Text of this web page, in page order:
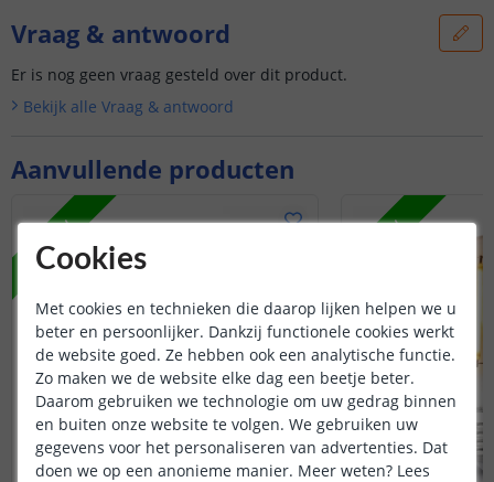
Aanvullende producten
NIEUW NIEUW
Vraag & antwoord
Er is nog geen vraag gesteld over dit product.
Bekijk alle Vraag & antwoord
Cookies
Met cookies en technieken die daarop lijken helpen we u
beter en persoonlijker. Dankzij functionele cookies werkt
de website goed. Ze hebben ook een analytische functie.
Zo maken we de website elke dag een beetje beter.
Daarom gebruiken we technologie om uw gedrag binnen
en buiten onze website te volgen. We gebruiken uw
gegevens voor het personaliseren van advertenties. Dat
doen we op een anonieme manier. Meer weten? Lees